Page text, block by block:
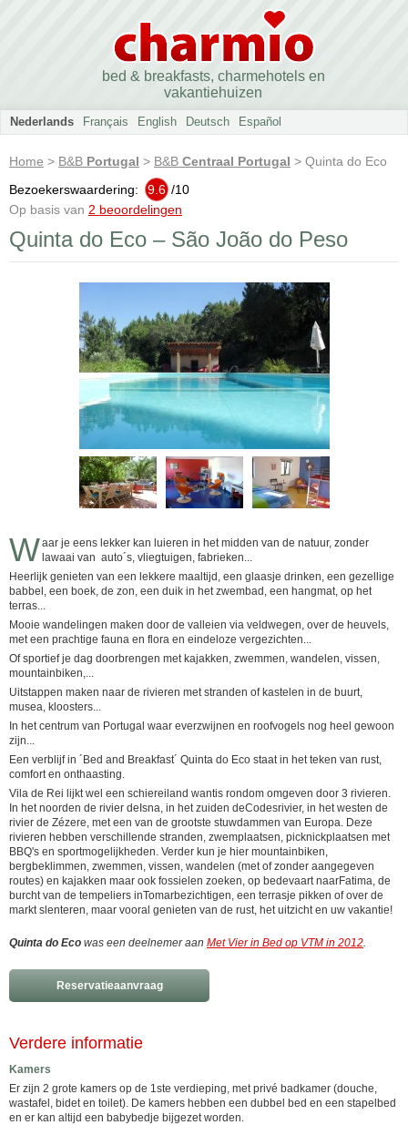
bed & breakfasts, charmehotels en
vakantiehuizen
Nederlands Français English Deutsch Español
Home > B&B Portugal > B&B Centraal Portugal > Quinta do Eco
Bezoekerswaardering:
9.6 /10
Op basis van 2 beoordelingen
Quinta do Eco – São João do Peso
Waar je eens lekker kan luieren in het midden van de natuur, zonder
lawaai van auto´s, vliegtuigen, fabrieken...
Heerlijk genieten van een lekkere maaltijd, een glaasje drinken, een gezellige
babbel, een boek, de zon, een duik in het zwembad, een hangmat, op het
terras...
Mooie wandelingen maken door de valleien via veldwegen, over de heuvels,
met een prachtige fauna en flora en eindeloze vergezichten...
Of sportief je dag doorbrengen met kajakken, zwemmen, wandelen, vissen,
mountainbiken,...
Uitstappen maken naar de rivieren met stranden of kastelen in de buurt,
musea, kloosters...
In het centrum van Portugal waar everzwijnen en roofvogels nog heel gewoon
zijn...
Een verblijf in ´Bed and Breakfast´ Quinta do Eco staat in het teken van rust,
comfort en onthaasting.
Vila de Rei lijkt wel een schiereiland wantis rondom omgeven door 3 rivieren.
In het noorden de rivier deIsna, in het zuiden deCodesrivier, in het westen de
rivier de Zézere, met een van de grootste stuwdammen van Europa. Deze
rivieren hebben verschillende stranden, zwemplaatsen, picknickplaatsen met
BBQ's en sportmogelijkheden. Verder kun je hier mountainbiken,
bergbeklimmen, zwemmen, vissen, wandelen (met of zonder aangegeven
routes) en kajakken maar ook fossielen zoeken, op bedevaart naarFatima, de
burcht van de tempeliers inTomarbezichtigen, een terrasje pikken of over de
markt slenteren, maar vooral genieten van de rust, het uitzicht en uw vakantie!
Quinta do Eco was een deelnemer aan Met Vier in Bed op VTM in 2012.
Reservatieaanvraag
Verdere informatie
Kamers
Er zijn 2 grote kamers op de 1ste verdieping, met privé badkamer (douche,
wastafel, bidet en toilet). De kamers hebben een dubbel bed en een stapelbed
en er kan altijd een babybedje bijgezet worden.